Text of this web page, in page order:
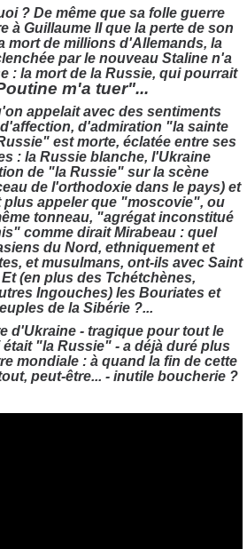
? De même que sa folle guerre
à Guillaume II que la perte de son
mort de millions d'Allemands, la
par le nouveau Staline n'a
: la mort de la Russie, qui pourrait
m'a tuer"...
appelait avec des sentiments
d'admiration "la sainte
est morte, éclatée entre ses
: la Russie blanche, l'Ukraine
de "la Russie" sur la scène
de l'orthodoxie dans le pays) et
plus appeler que "moscovie", ou
tonneau, "agrégat inconstitué
comme dirait Mirabeau : quel
du Nord, ethniquement et
et musulmans, ont-ils avec Saint
(en plus des Tchétchènes,
Ingouches) les Bouriates et
de la Sibérie ?...
d'Ukraine - tragique pour tout le
"la Russie" - a déjà duré plus
mondiale : à quand la fin de cette
peut-être... - inutile boucherie ?